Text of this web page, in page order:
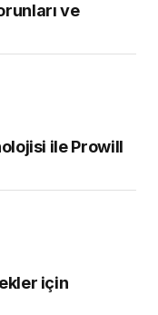
ve
ile Prowill
için